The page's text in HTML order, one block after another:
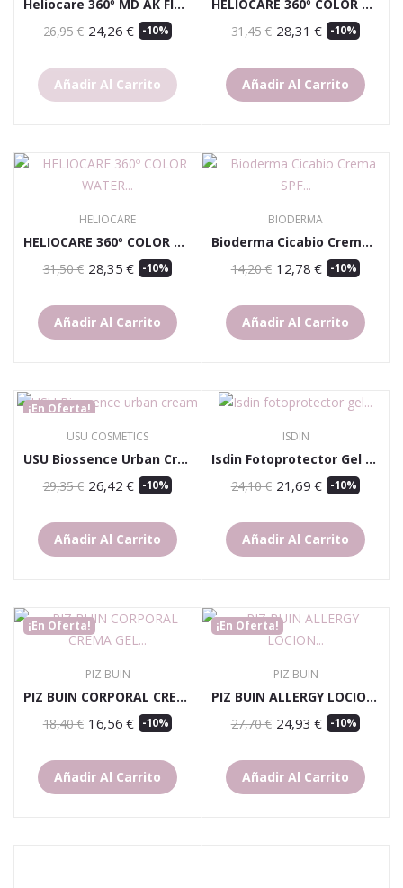
Heliocare 360º MD AK Fluido SPF100+ 50 Ml
26,95 € 24,26 € -10%
Añadir Al Carrito
HELIOCARE 360º COLOR WATER GEL BRONZE
31,45 € 28,31 € -10%
Añadir Al Carrito
HELIOCARE
HELIOCARE 360º COLOR WATER GEL BEIGE 50ML
31,50 € 28,35 € -10%
Añadir Al Carrito
BIODERMA
Bioderma Cicabio Crema SPF 50+ 40 Ml
14,20 € 12,78 € -10%
Añadir Al Carrito
¡En Oferta!
USU COSMETICS
USU Biossence Urban Cream
29,35 € 26,42 € -10%
Añadir Al Carrito
ISDIN
Isdin Fotoprotector Gel Cream Dry Touch Spf 50+...
24,10 € 21,69 € -10%
Añadir Al Carrito
¡En Oferta!
PIZ BUIN
PIZ BUIN CORPORAL CREMA GEL SPF30 150ML
18,40 € 16,56 € -10%
Añadir Al Carrito
¡En Oferta!
PIZ BUIN
PIZ BUIN ALLERGY LOCION SPF30 400 ML
27,70 € 24,93 € -10%
Añadir Al Carrito